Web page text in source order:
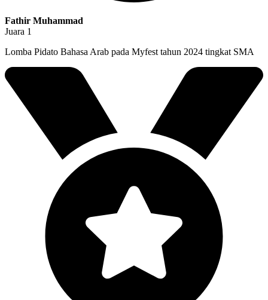
Fathir Muhammad
Juara 1
Lomba Pidato Bahasa Arab pada Myfest tahun 2024 tingkat SMA